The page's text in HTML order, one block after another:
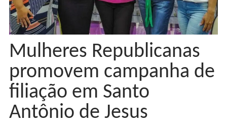
Mulheres Republicanas
promovem campanha de
filiação em Santo
Antônio de Jesus